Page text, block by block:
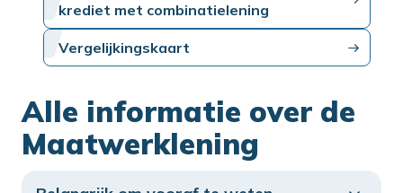
krediet met combinatielening
Vergelijkingskaart
Alle informatie over de
Maatwerklening